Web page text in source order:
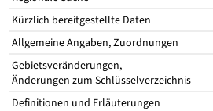
Kürzlich bereitgestellte Daten
Allgemeine Angaben, Zuordnungen
Gebietsveränderungen,
Änderungen zum Schlüsselverzeichnis
Definitionen und Erläuterungen